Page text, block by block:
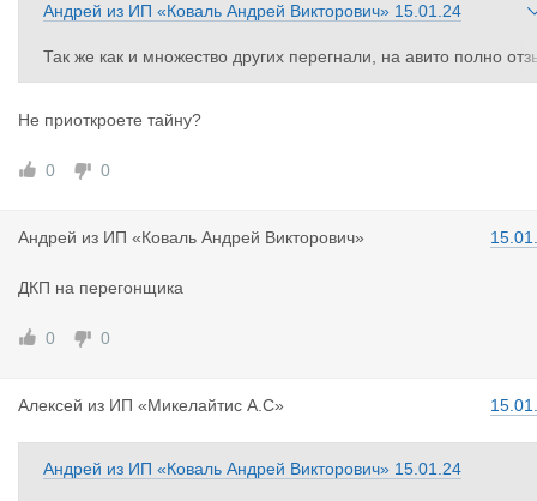
Андрей из ИП «Коваль Андрей Викторович» 15.01.24
Так же как и множество других перегнали, на авито полно
вов о выполненной работе))
Не приоткроете тайну?
0 0
Андрей из ИП «Коваль Андрей Викторович»
ДКП на перегонщика
0 0
Алексей из ИП «Микелайтис А.С»
Андрей из ИП «Коваль Андрей Викторович» 15.01.24